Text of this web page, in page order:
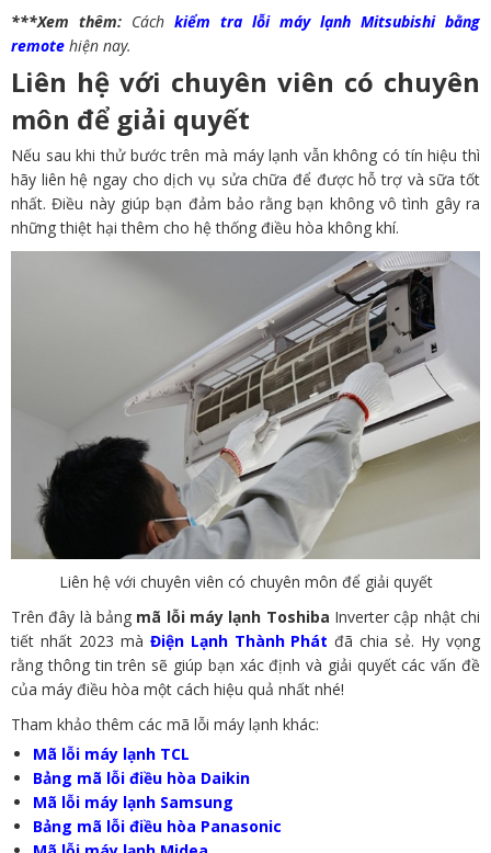
***Xem thêm: Cách kiểm tra lỗi máy lạnh Mitsubishi bằng
remote hiện nay.
Liên hệ với chuyên viên có chuyên
môn để giải quyết
Nếu sau khi thử bước trên mà máy lạnh vẫn không có tín hiệu thì
hãy liên hệ ngay cho dịch vụ sửa chữa để được hỗ trợ và sữa tốt
nhất. Điều này giúp bạn đảm bảo rằng bạn không vô tình gây ra
những thiệt hại thêm cho hệ thống điều hòa không khí.
Liên hệ với chuyên viên có chuyên môn để giải quyết
Trên đây là bảng mã lỗi máy lạnh Toshiba Inverter cập nhật chi
tiết nhất 2023 mà Điện Lạnh Thành Phát đã chia sẻ. Hy vọng
rằng thông tin trên sẽ giúp bạn xác định và giải quyết các vấn đề
của máy điều hòa một cách hiệu quả nhất nhé!
Tham khảo thêm các mã lỗi máy lạnh khác:
Mã lỗi máy lạnh TCL
Bảng mã lỗi điều hòa Daikin
Mã lỗi máy lạnh Samsung
Bảng mã lỗi điều hòa Panasonic